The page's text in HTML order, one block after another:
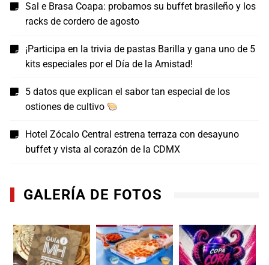
Sal e Brasa Coapa: probamos su buffet brasileño y los
racks de cordero de agosto
¡Participa en la trivia de pastas Barilla y gana uno de 5
kits especiales por el Día de la Amistad!
5 datos que explican el sabor tan especial de los
ostiones de cultivo
Hotel Zócalo Central estrena terraza con desayuno
buffet y vista al corazón de la CDMX
GALERÍA DE FOTOS